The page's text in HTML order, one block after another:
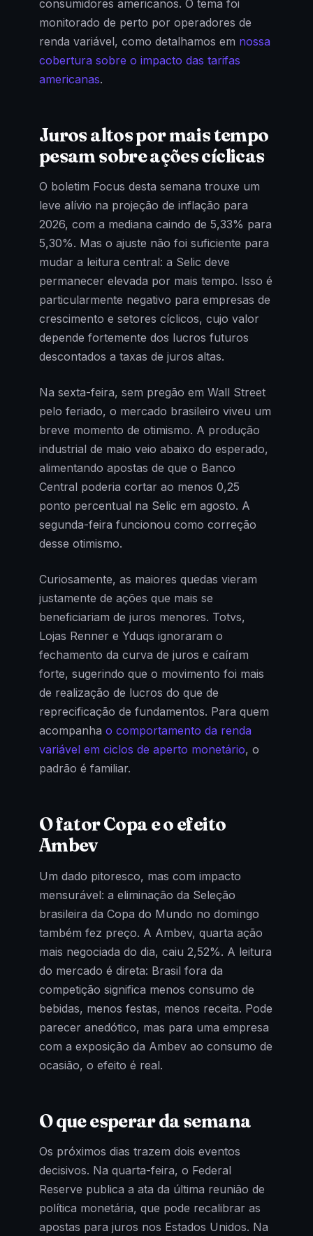
consumidores americanos. O tema foi
monitorado de perto por operadores de
renda variável, como detalhamos em nossa
cobertura sobre o impacto das tarifas
americanas.
Juros altos por mais tempo
pesam sobre ações cíclicas
O boletim Focus desta semana trouxe um
leve alívio na projeção de inflação para
2026, com a mediana caindo de 5,33% para
5,30%. Mas o ajuste não foi suficiente para
mudar a leitura central: a Selic deve
permanecer elevada por mais tempo. Isso é
particularmente negativo para empresas de
crescimento e setores cíclicos, cujo valor
depende fortemente dos lucros futuros
descontados a taxas de juros altas.
Na sexta-feira, sem pregão em Wall Street
pelo feriado, o mercado brasileiro viveu um
breve momento de otimismo. A produção
industrial de maio veio abaixo do esperado,
alimentando apostas de que o Banco
Central poderia cortar ao menos 0,25
ponto percentual na Selic em agosto. A
segunda-feira funcionou como correção
desse otimismo.
Curiosamente, as maiores quedas vieram
justamente de ações que mais se
beneficiariam de juros menores. Totvs,
Lojas Renner e Yduqs ignoraram o
fechamento da curva de juros e caíram
forte, sugerindo que o movimento foi mais
de realização de lucros do que de
reprecificação de fundamentos. Para quem
acompanha o comportamento da renda
variável em ciclos de aperto monetário, o
padrão é familiar.
O fator Copa e o efeito
Ambev
Um dado pitoresco, mas com impacto
mensurável: a eliminação da Seleção
brasileira da Copa do Mundo no domingo
também fez preço. A Ambev, quarta ação
mais negociada do dia, caiu 2,52%. A leitura
do mercado é direta: Brasil fora da
competição significa menos consumo de
bebidas, menos festas, menos receita. Pode
parecer anedótico, mas para uma empresa
com a exposição da Ambev ao consumo de
ocasião, o efeito é real.
O que esperar da semana
Os próximos dias trazem dois eventos
decisivos. Na quarta-feira, o Federal
Reserve publica a ata da última reunião de
política monetária, que pode recalibrar as
apostas para juros nos Estados Unidos. Na